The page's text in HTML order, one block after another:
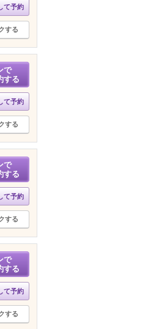
て予約
する
で
する
て予約
する
で
する
て予約
する
で
する
て予約
する